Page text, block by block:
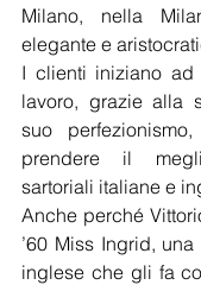
Milano, nella
elegante e
I clienti iniziano
lavoro, grazie alla
suo
prendere il
sartoriali italiane e
Anche perché
’60 Miss Ingrid,
inglese che gli fa